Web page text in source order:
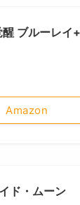
醒 ブルーレ
Amazon
ド・ムーン